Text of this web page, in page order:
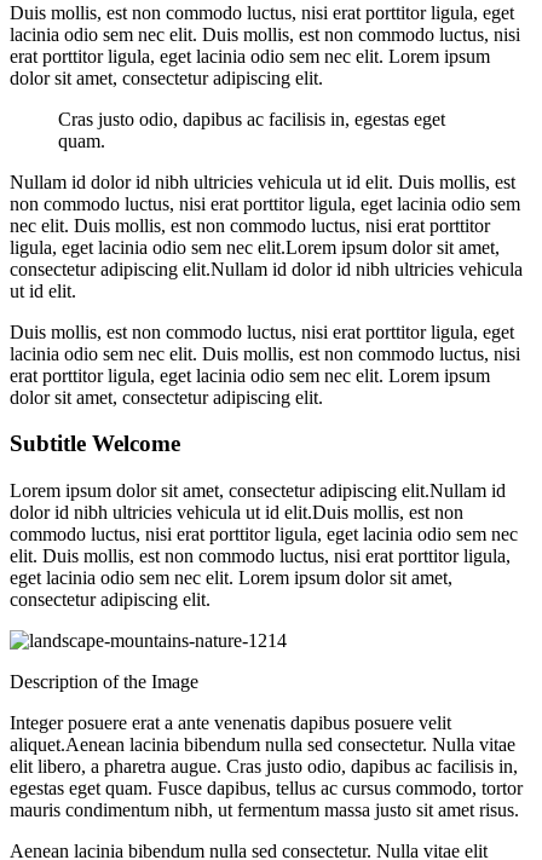
Duis mollis, est non commodo luctus, nisi erat porttitor ligula, eget
lacinia odio sem nec elit. Duis mollis, est non commodo luctus, nisi
erat porttitor ligula, eget lacinia odio sem nec elit. Lorem ipsum
dolor sit amet, consectetur adipiscing elit.
Cras justo odio, dapibus ac facilisis in, egestas eget
quam.
Nullam id dolor id nibh ultricies vehicula ut id elit. Duis mollis, est
non commodo luctus, nisi erat porttitor ligula, eget lacinia odio sem
nec elit. Duis mollis, est non commodo luctus, nisi erat porttitor
ligula, eget lacinia odio sem nec elit.Lorem ipsum dolor sit amet,
consectetur adipiscing elit.Nullam id dolor id nibh ultricies vehicula
ut id elit.
Duis mollis, est non commodo luctus, nisi erat porttitor ligula, eget
lacinia odio sem nec elit. Duis mollis, est non commodo luctus, nisi
erat porttitor ligula, eget lacinia odio sem nec elit. Lorem ipsum
dolor sit amet, consectetur adipiscing elit.
Subtitle Welcome
Lorem ipsum dolor sit amet, consectetur adipiscing elit.Nullam id
dolor id nibh ultricies vehicula ut id elit.Duis mollis, est non
commodo luctus, nisi erat porttitor ligula, eget lacinia odio sem nec
elit. Duis mollis, est non commodo luctus, nisi erat porttitor ligula,
eget lacinia odio sem nec elit. Lorem ipsum dolor sit amet,
consectetur adipiscing elit.
Description of the Image
Integer posuere erat a ante venenatis dapibus posuere velit
aliquet.Aenean lacinia bibendum nulla sed consectetur. Nulla vitae
elit libero, a pharetra augue. Cras justo odio, dapibus ac facilisis in,
egestas eget quam. Fusce dapibus, tellus ac cursus commodo, tortor
mauris condimentum nibh, ut fermentum massa justo sit amet risus.
Aenean lacinia bibendum nulla sed consectetur. Nulla vitae elit